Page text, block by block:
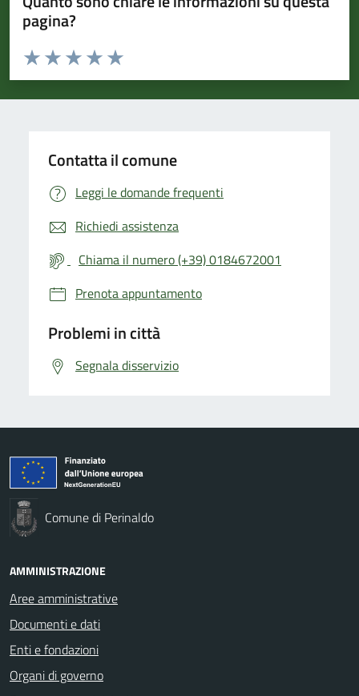
pagina?
Valuta da 1 a 5 stelle la pagina
Valuta 5 stelle su 5
Valuta 4 stelle su 5
Valuta 3 stelle su 5
Valuta 2 stelle su 5
Valuta 1 stelle su 5
Contatta il comune
Leggi le domande frequenti
Richiedi assistenza
Chiama il numero (+39) 0184672001
Prenota appuntamento
Problemi in città
Segnala disservizio
Comune di Perinaldo
AMMINISTRAZIONE
Aree amministrative
Documenti e dati
Enti e fondazioni
Organi di governo